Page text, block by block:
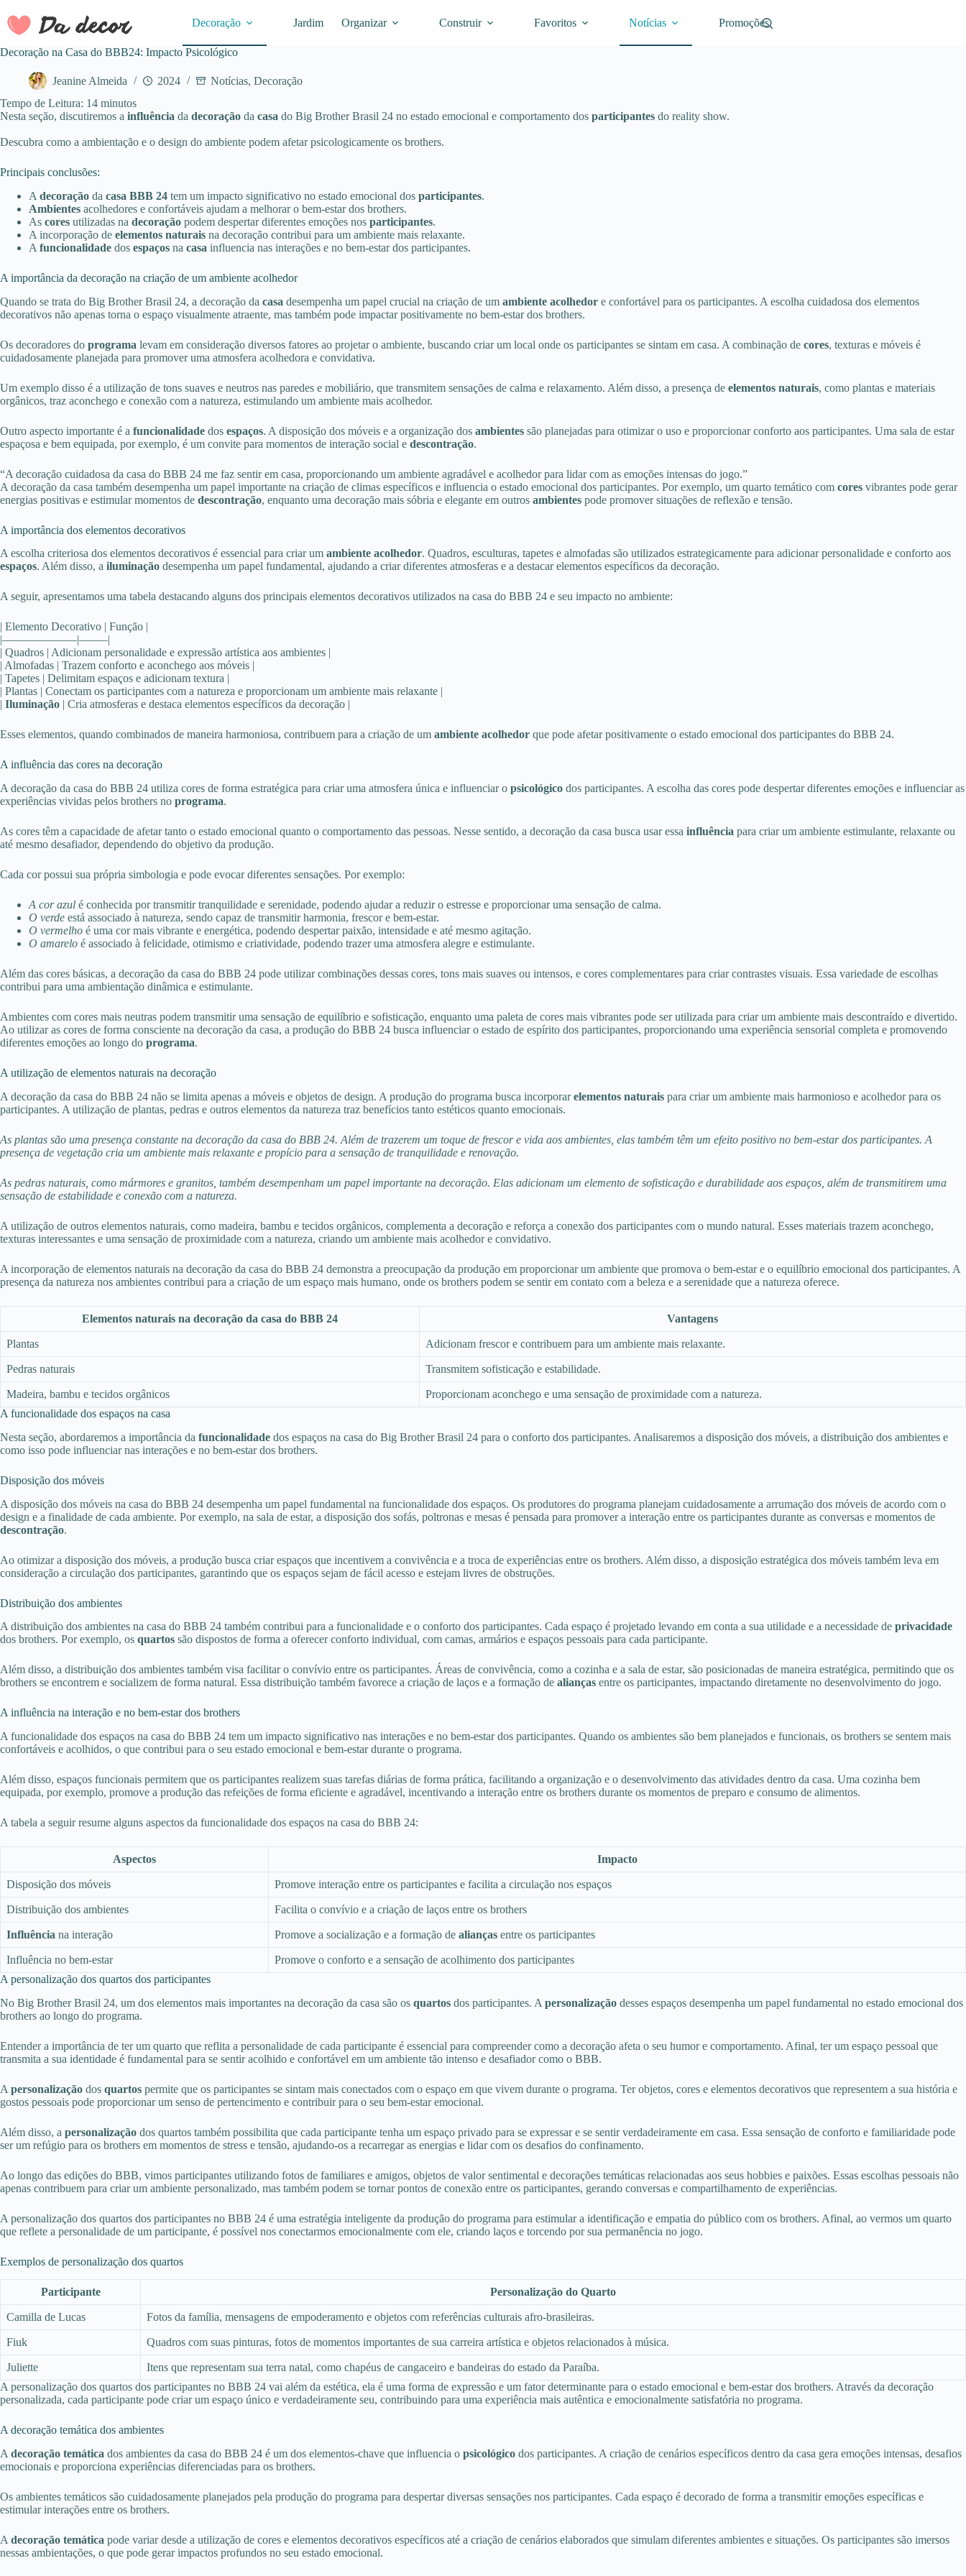
para
Decoração Jardim Organizar Construir Favoritos Notícias Promoções
Decoração na Casa do BBB24: Impacto Psicológico
Jeanine Almeida 2024 Notícias, Decoração
Tempo de Leitura: 14 minutos
Nesta seção, discutiremos a influência da decoração da casa do Big Brother Brasil 24 no estado emocional e comportamento dos participantes do reality show.
Descubra como a ambientação e o design do ambiente podem afetar psicologicamente os brothers.
Principais conclusões:
A decoração da casa BBB 24 tem um impacto significativo no estado emocional dos participantes.
Ambientes acolhedores e confortáveis ajudam a melhorar o bem-estar dos brothers.
As cores utilizadas na decoração podem despertar diferentes emoções nos participantes.
A incorporação de elementos naturais na decoração contribui para um ambiente mais relaxante.
A funcionalidade dos espaços na casa influencia nas interações e no bem-estar dos participantes.
A importância da decoração na criação de um ambiente acolhedor
Quando se trata do Big Brother Brasil 24, a decoração da casa desempenha um papel crucial na criação de um ambiente acolhedor e confortável para os participantes. A escolha cuidadosa dos elementos
decorativos não apenas torna o espaço visualmente atraente, mas também pode impactar positivamente no bem-estar dos brothers.
Os decoradores do programa levam em consideração diversos fatores ao projetar o ambiente, buscando criar um local onde os participantes se sintam em casa. A combinação de cores, texturas e móveis é
cuidadosamente planejada para promover uma atmosfera acolhedora e convidativa.
Um exemplo disso é a utilização de tons suaves e neutros nas paredes e mobiliário, que transmitem sensações de calma e relaxamento. Além disso, a presença de elementos naturais, como plantas e materiais
orgânicos, traz aconchego e conexão com a natureza, estimulando um ambiente mais acolhedor.
Outro aspecto importante é a funcionalidade dos espaços. A disposição dos móveis e a organização dos ambientes são planejadas para otimizar o uso e proporcionar conforto aos participantes. Uma sala de estar
espaçosa e bem equipada, por exemplo, é um convite para momentos de interação social e descontração.
“A decoração cuidadosa da casa do BBB 24 me faz sentir em casa, proporcionando um ambiente agradável e acolhedor para lidar com as emoções intensas do jogo.”
A decoração da casa também desempenha um papel importante na criação de climas específicos e influencia o estado emocional dos participantes. Por exemplo, um quarto temático com cores vibrantes pode gerar
energias positivas e estimular momentos de descontração, enquanto uma decoração mais sóbria e elegante em outros ambientes pode promover situações de reflexão e tensão.
A importância dos elementos decorativos
A escolha criteriosa dos elementos decorativos é essencial para criar um ambiente acolhedor. Quadros, esculturas, tapetes e almofadas são utilizados estrategicamente para adicionar personalidade e conforto aos
espaços. Além disso, a iluminação desempenha um papel fundamental, ajudando a criar diferentes atmosferas e a destacar elementos específicos da decoração.
A seguir, apresentamos uma tabela destacando alguns dos principais elementos decorativos utilizados na casa do BBB 24 e seu impacto no ambiente:
| Elemento Decorativo | Função |
|——————–|——–|
| Quadros | Adicionam personalidade e expressão artística aos ambientes |
| Almofadas | Trazem conforto e aconchego aos móveis |
| Tapetes | Delimitam espaços e adicionam textura |
| Plantas | Conectam os participantes com a natureza e proporcionam um ambiente mais relaxante |
| Iluminação | Cria atmosferas e destaca elementos específicos da decoração |
Esses elementos, quando combinados de maneira harmoniosa, contribuem para a criação de um ambiente acolhedor que pode afetar positivamente o estado emocional dos participantes do BBB 24.
A influência das cores na decoração
A decoração da casa do BBB 24 utiliza cores de forma estratégica para criar uma atmosfera única e influenciar o psicológico dos participantes. A escolha das cores pode despertar diferentes emoções e influenciar as
experiências vividas pelos brothers no programa.
As cores têm a capacidade de afetar tanto o estado emocional quanto o comportamento das pessoas. Nesse sentido, a decoração da casa busca usar essa influência para criar um ambiente estimulante, relaxante ou
até mesmo desafiador, dependendo do objetivo da produção.
Cada cor possui sua própria simbologia e pode evocar diferentes sensações. Por exemplo:
A cor azul é conhecida por transmitir tranquilidade e serenidade, podendo ajudar a reduzir o estresse e proporcionar uma sensação de calma.
O verde está associado à natureza, sendo capaz de transmitir harmonia, frescor e bem-estar.
O vermelho é uma cor mais vibrante e energética, podendo despertar paixão, intensidade e até mesmo agitação.
O amarelo é associado à felicidade, otimismo e criatividade, podendo trazer uma atmosfera alegre e estimulante.
Além das cores básicas, a decoração da casa do BBB 24 pode utilizar combinações dessas cores, tons mais suaves ou intensos, e cores complementares para criar contrastes visuais. Essa variedade de escolhas
contribui para uma ambientação dinâmica e estimulante.
Ambientes com cores mais neutras podem transmitir uma sensação de equilíbrio e sofisticação, enquanto uma paleta de cores mais vibrantes pode ser utilizada para criar um ambiente mais descontraído e divertido.
Ao utilizar as cores de forma consciente na decoração da casa, a produção do BBB 24 busca influenciar o estado de espírito dos participantes, proporcionando uma experiência sensorial completa e promovendo
diferentes emoções ao longo do programa.
A utilização de elementos naturais na decoração
A decoração da casa do BBB 24 não se limita apenas a móveis e objetos de design. A produção do programa busca incorporarelementos naturais para criar um ambiente mais harmonioso e acolhedor para os
participantes. A utilização de plantas, pedras e outros elementos da natureza traz benefícios tanto estéticos quanto emocionais.
As plantas são uma presença constante na decoração da casa do BBB 24. Além de trazerem um toque de frescor e vida aos ambientes, elas também têm um efeito positivo no bem-estar dos participantes. A
presença de vegetação cria um ambiente mais relaxante e propício para a sensação de tranquilidade e renovação.
As pedras naturais, como mármores e granitos, também desempenham um papel importante na decoração. Elas adicionam um elemento de sofisticação e durabilidade aos espaços, além de transmitirem uma
sensação de estabilidade e conexão com a natureza.
A utilização de outros elementos naturais, como madeira, bambu e tecidos orgânicos, complementa a decoração e reforça a conexão dos participantes com o mundo natural. Esses materiais trazem aconchego,
texturas interessantes e uma sensação de proximidade com a natureza, criando um ambiente mais acolhedor e convidativo.
A incorporação de elementos naturais na decoração da casa do BBB 24 demonstra a preocupação da produção em proporcionar um ambiente que promova o bem-estar e o equilíbrio emocional dos participantes. A
presença da natureza nos ambientes contribui para a criação de um espaço mais humano, onde os brothers podem se sentir em contato com a beleza e a serenidade que a natureza oferece.
Elementos naturais na decoração da casa do BBB 24 Vantagens
Plantas Adicionam frescor e contribuem para um ambiente mais relaxante.
Pedras naturais Transmitem sofisticação e estabilidade.
Madeira, bambu e tecidos orgânicos
Proporcionam aconchego e uma sensação de proximidade com a natureza.
A funcionalidade dos espaços na casa
Nesta seção, abordaremos a importância da funcionalidade dos espaços na casa do Big Brother Brasil 24 para o conforto dos participantes. Analisaremos a disposição dos móveis, a distribuição dos ambientes e
como isso pode influenciar nas interações e no bem-estar dos brothers.
Disposição dos móveis
A disposição dos móveis na casa do BBB 24 desempenha um papel fundamental na funcionalidade dos espaços. Os produtores do programa planejam cuidadosamente a arrumação dos móveis de acordo com o
design e a finalidade de cada ambiente. Por exemplo, na sala de estar, a disposição dos sofás, poltronas e mesas é pensada para promover a interação entre os participantes durante as conversas e momentos de
descontração.
Ao otimizar a disposição dos móveis, a produção busca criar espaços que incentivem a convivência e a troca de experiências entre os brothers. Além disso, a disposição estratégica dos móveis também leva em
consideração a circulação dos participantes, garantindo que os espaços sejam de fácil acesso e estejam livres de obstruções.
Distribuição dos ambientes
A distribuição dos ambientes na casa do BBB 24 também contribui para a funcionalidade e o conforto dos participantes. Cada espaço é projetado levando em conta a sua utilidade e a necessidade de privacidade
dos brothers. Por exemplo, os quartos são dispostos de forma a oferecer conforto individual, com camas, armários e espaços pessoais para cada participante.
Além disso, a distribuição dos ambientes também visa facilitar o convívio entre os participantes. Áreas de convivência, como a cozinha e a sala de estar, são posicionadas de maneira estratégica, permitindo que os
brothers se encontrem e socializem de forma natural. Essa distribuição também favorece a criação de laços e a formação de alianças entre os participantes, impactando diretamente no desenvolvimento do jogo.
A influência na interação e no bem-estar dos brothers
A funcionalidade dos espaços na casa do BBB 24 tem um impacto significativo nas interações e no bem-estar dos participantes. Quando os ambientes são bem planejados e funcionais, os brothers se sentem mais
confortáveis e acolhidos, o que contribui para o seu estado emocional e bem-estar durante o programa.
Além disso, espaços funcionais permitem que os participantes realizem suas tarefas diárias de forma prática, facilitando a organização e o desenvolvimento das atividades dentro da casa. Uma cozinha bem
equipada, por exemplo, promove a produção das refeições de forma eficiente e agradável, incentivando a interação entre os brothers durante os momentos de preparo e consumo de alimentos.
A tabela a seguir resume alguns aspectos da funcionalidade dos espaços na casa do BBB 24:
Aspectos Impacto
Disposição dos móveis Promove interação entre os participantes e facilita a circulação nos espaços
Distribuição dos ambientes Facilita o convívio e a criação de laços entre os brothers
Influência na interação Promove a socialização e a formação de alianças entre os participantes
Influência no bem-estar
Promove o conforto e a sensação de acolhimento dos participantes
A personalização dos quartos dos participantes
No Big Brother Brasil 24, um dos elementos mais importantes na decoração da casa são os quartos dos participantes. A personalização desses espaços desempenha um papel fundamental no estado emocional dos
brothers ao longo do programa.
Entender a importância de ter um quarto que reflita a personalidade de cada participante é essencial para compreender como a decoração afeta o seu humor e comportamento. Afinal, ter um espaço pessoal que
transmita a sua identidade é fundamental para se sentir acolhido e confortável em um ambiente tão intenso e desafiador como o BBB.
A personalização dos quartos permite que os participantes se sintam mais conectados com o espaço em que vivem durante o programa. Ter objetos, cores e elementos decorativos que representem a sua história e
gostos pessoais pode proporcionar um senso de pertencimento e contribuir para o seu bem-estar emocional.
Além disso, a personalização dos quartos também possibilita que cada participante tenha um espaço privado para se expressar e se sentir verdadeiramente em casa. Essa sensação de conforto e familiaridade pode
ser um refúgio para os brothers em momentos de stress e tensão, ajudando-os a recarregar as energias e lidar com os desafios do confinamento.
Ao longo das edições do BBB, vimos participantes utilizando fotos de familiares e amigos, objetos de valor sentimental e decorações temáticas relacionadas aos seus hobbies e paixões. Essas escolhas pessoais não
apenas contribuem para criar um ambiente personalizado, mas também podem se tornar pontos de conexão entre os participantes, gerando conversas e compartilhamento de experiências.
A personalização dos quartos dos participantes no BBB 24 é uma estratégia inteligente da produção do programa para estimular a identificação e empatia do público com os brothers. Afinal, ao vermos um quarto
que reflete a personalidade de um participante, é possível nos conectarmos emocionalmente com ele, criando laços e torcendo por sua permanência no jogo.
Exemplos de personalização dos quartos
Participante Personalização do Quarto
Camilla de Lucas Fotos da família, mensagens de empoderamento e objetos com referências culturais afro-brasileiras.
Fiuk Quadros com suas pinturas, fotos de momentos importantes de sua carreira artística e objetos relacionados à música.
Juliette
Itens que representam sua terra natal, como chapéus de cangaceiro e bandeiras do estado da Paraíba.
A personalização dos quartos dos participantes no BBB 24 vai além da estética, ela é uma forma de expressão e um fator determinante para o estado emocional e bem-estar dos brothers. Através da decoração
personalizada, cada participante pode criar um espaço único e verdadeiramente seu, contribuindo para uma experiência mais autêntica e emocionalmente satisfatória no programa.
A decoração temática dos ambientes
A decoração temática dos ambientes da casa do BBB 24 é um dos elementos-chave que influencia o psicológico dos participantes. A criação de cenários específicos dentro da casa gera emoções intensas, desafios
emocionais e proporciona experiências diferenciadas para os brothers.
Os ambientes temáticos são cuidadosamente planejados pela produção do programa para despertar diversas sensações nos participantes. Cada espaço é decorado de forma a transmitir emoções específicas e
estimular interações entre os brothers.
A decoração temática pode variar desde a utilização de cores e elementos decorativos específicos até a criação de cenários elaborados que simulam diferentes ambientes e situações. Os participantes são imersos
nessas ambientações, o que pode gerar impactos profundos no seu estado emocional.